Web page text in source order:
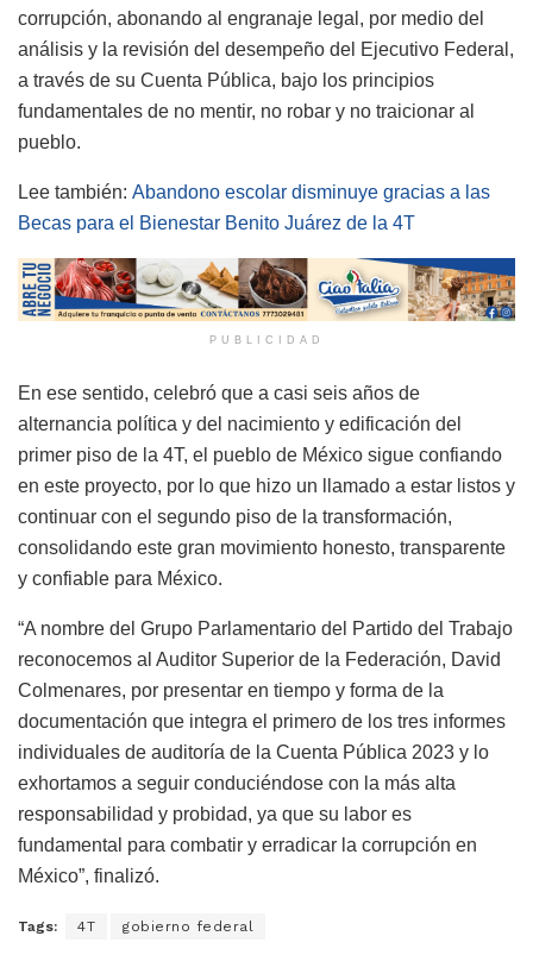
corrupción, abonando al engranaje legal, por medio del
análisis y la revisión del desempeño del Ejecutivo Federal,
a través de su Cuenta Pública, bajo los principios
fundamentales de no mentir, no robar y no traicionar al
pueblo.
Lee también: Abandono escolar disminuye gracias a las
Becas para el Bienestar Benito Juárez de la 4T
PUBLICIDAD
En ese sentido, celebró que a casi seis años de
alternancia política y del nacimiento y edificación del
primer piso de la 4T, el pueblo de México sigue confiando
en este proyecto, por lo que hizo un llamado a estar listos y
continuar con el segundo piso de la transformación,
consolidando este gran movimiento honesto, transparente
y confiable para México.
“A nombre del Grupo Parlamentario del Partido del Trabajo
reconocemos al Auditor Superior de la Federación, David
Colmenares, por presentar en tiempo y forma de la
documentación que integra el primero de los tres informes
individuales de auditoría de la Cuenta Pública 2023 y lo
exhortamos a seguir conduciéndose con la más alta
responsabilidad y probidad, ya que su labor es
fundamental para combatir y erradicar la corrupción en
México”, finalizó.
Tags: 4T gobierno federal